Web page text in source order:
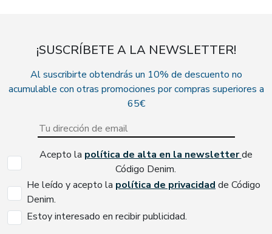
¡SUSCRÍBETE A LA NEWSLETTER!
Al suscribirte obtendrás un 10% de descuento no
acumulable con otras promociones por compras superiores a
65€
Acepto la política de alta en la newsletterde
Código Denim.
He leído y acepto la política de privacidad de Código
Denim.
Estoy interesado en recibir publicidad.